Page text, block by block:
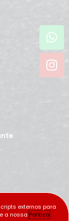
externos para
a nossaPolítica